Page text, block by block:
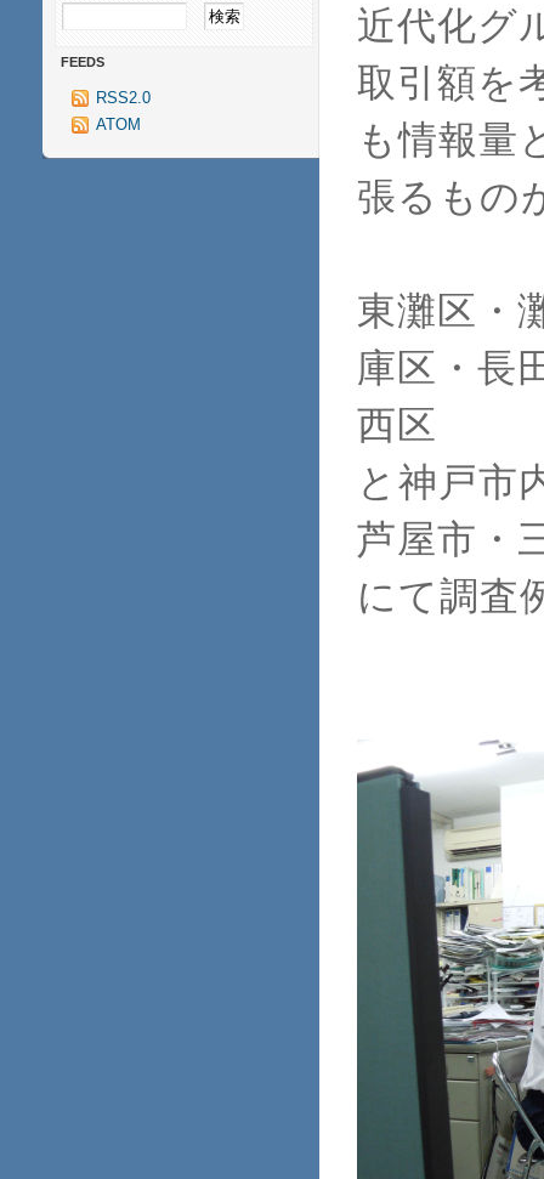
近代化グ
取引額を
も情報量
張るもの
東灘区・
庫区・長
西区
と神戸市
芦屋市・
にて調査
FEEDS
RSS2.0
ATOM